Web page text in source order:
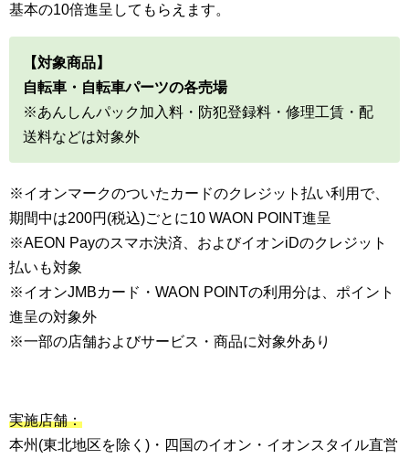
基本の10倍進呈してもらえます。
【対象商品】
自転車・自転車パーツの各売場
※あんしんパック加入料・防犯登録料・修理工賃・配
送料などは対象外
※イオンマークのついたカードのクレジット払い利用で、
期間中は200円(税込)ごとに10 WAON POINT進呈
※AEON Payのスマホ決済、およびイオンiDのクレジット
払いも対象
※イオンJMBカード・WAON POINTの利用分は、ポイント
進呈の対象外
※一部の店舗およびサービス・商品に対象外あり
実施店舗：
本州(東北地区を除く)・四国のイオン・イオンスタイル直営